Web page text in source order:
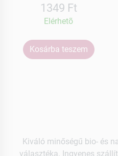
1349 Ft
Elérhetõ
Kosárba teszem
Kiváló minőségű bio- és
választéka. Ingyenes